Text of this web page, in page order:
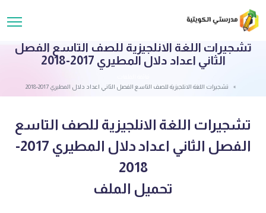
تشجيرات اللغة الانلجيزية للصف التاسع الفصل
الثاني اعداد دلال المطيري 2017-2018
تشجيرات اللغة الانلجيزية للصف التاسع الفصل الثاني اعداد دلال المطيري 2017-2018
تشجيرات اللغة الانلجيزية للصف التاسع
الفصل الثاني اعداد دلال المطيري 2017-
2018
تحميل الملف